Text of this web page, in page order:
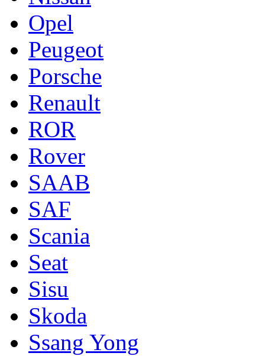
Opel
Peugeot
Porsche
Renault
ROR
Rover
SAAB
SAF
Scania
Seat
Sisu
Skoda
Ssang Yong